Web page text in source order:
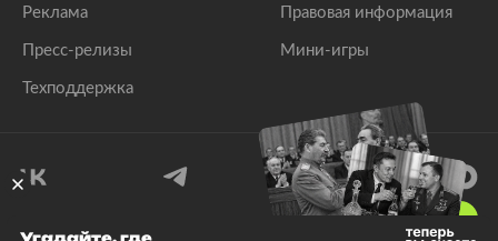
Реклама
Пресс-релизы
Техподдержка
Правовая информация
Мини-игры